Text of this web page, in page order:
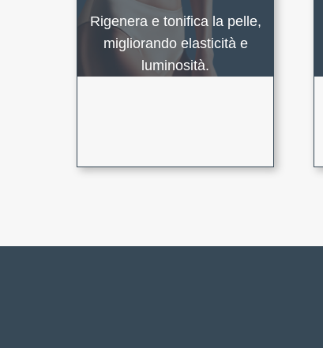
Rigenera e tonifica la pelle,
migliorando elasticità e
luminosità.